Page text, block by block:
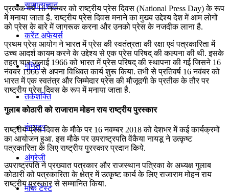
सामान्यज्ञान
करेंट अफेयर्स
गणित
तर्कशक्ति
कंप्यूटर
अंग्रेजी
मॉक टेस्ट
प्रत्येक वर्ष 16 नवम्बर को राष्ट्रीय प्रेस दिवस (National Press Day) के रूप
में मनाया जाता है. राष्ट्रीय प्रेस दिवस मनाने का मुख्य उद्देश्य देश में आम लोगों
को प्रेस के बारे में जागरूक करना और उनको प्रेस के नजदीक लाना है.
प्रथम प्रेस आयोग ने भारत में प्रेस की स्वतंत्रता की रक्षा एवं पत्रकारिता में
उच्च आदर्श कायम करने के उद्देश्य से एक प्रेस परिषद् की कल्पना की थी. इसके
तहत चार जुलाई 1966 को भारत में प्रेस परिषद् की स्थापना की गई जिसने 16
नंवबर 1966 से अपना विधिवत कार्य शुरू किया. तभी से प्रतिवर्ष 16 नवंबर को
भारत में एक स्वतंत्र और जिम्मेदार प्रेस की मौजूदगी के प्रतीक के तौर पर
राष्ट्रीय प्रेस दिवस के रूप में मनाया जाता है.
गुलाब कोठारी को राजाराम मोहन राय राष्‍ट्रीय पुरस्‍कार
राष्ट्रीय प्रेस दिवस के मौके पर 16 नवम्बर 2018 को देशभर में कई कार्यक्रमों
का आयोजन हुआ. इस मौके पर उपराष्‍ट्रपति वेंकैया नायडू ने उत्कृष्ट
पत्रकारिता के लिए राष्ट्रीय पुरस्कार प्रदान किये.
उपराष्‍ट्रपति ने प्रख्‍यात पत्रकार और राजस्‍थान पत्रिका के अध्‍यक्ष गुलाब
कोठारी को पत्रकारिता के क्षेत्र में उत्‍कृष्‍ट कार्य के लिए राजाराम मोहन राय
राष्‍ट्रीय पुरस्‍कार से सम्‍मानित किया.